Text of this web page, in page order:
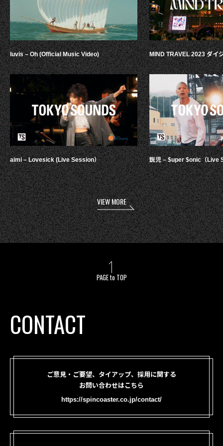
luvis – Oh (Official Music Video)
aimi – Lovesick (Live Session）
MIND TRAVEL 2023 ダイ
鋭児 – $uper $onic（Live
VIEW MORE
PAGE to TOP
CONTACT
ご意見・ご要望、タイアップ、採用に関する
お問い合わせはこちら
https://spincoaster.co.jp/contact/